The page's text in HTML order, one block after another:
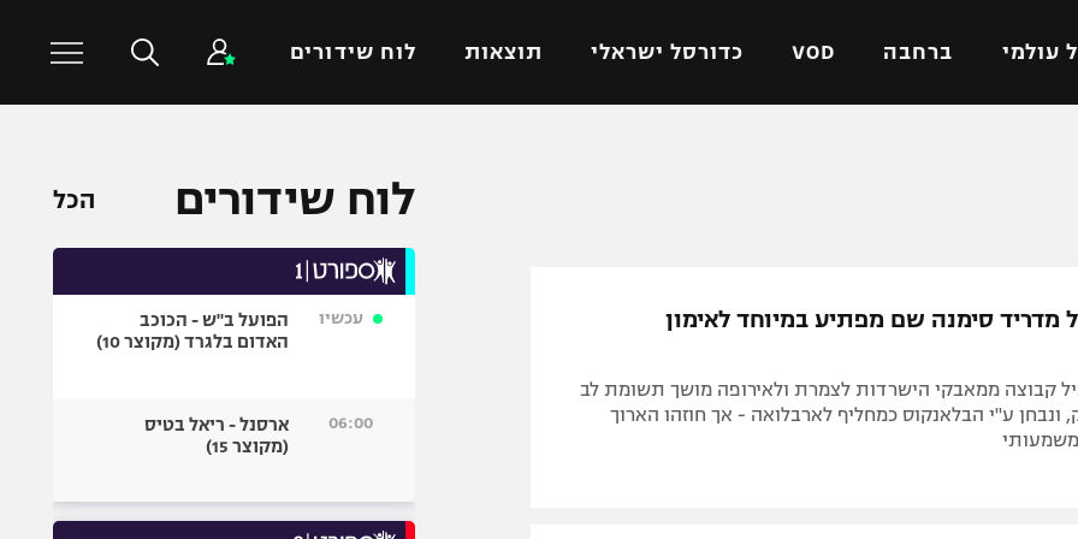
עולמי ברחבה VOD כדורסל ישראלי תוצאות לוח שידורים
ישראל
ליגה איטלקית
מכבי תל אביב
הפועל ירושלים
כדורסל עולמי
כדורעף
שחייה
ספורט אולימפי
היאבקות WWE
מדריד סימנה שם מפתיע במיוחד לאימון
קבוצה ממאבקי הישרדות לצמרת ולאירופה מושך תשומת לב
ונבחן ע"י הבלאנקוס כמחליף לארבלואה - אך חוזהו הארוך
לוח שידורים הכל
עכשיו
הפועל ב"ש - הכוכב
האדום בלגרד (מקוצר 10)
06:00
ארסנל - ריאל בטיס
(מקוצר 15)